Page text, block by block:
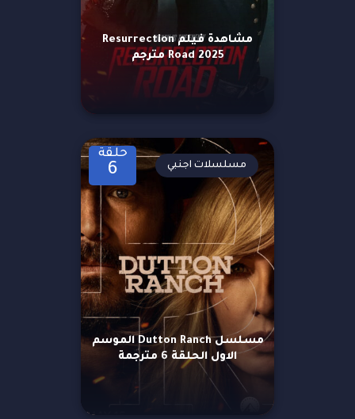
مشاهدة فيلم Resurrection
Road 2025 مترجم
حلقة
6
مسلسل Dutton Ranch الموسم
الاول الحلقة 6 مترجمة
مسلسلات اجنبي